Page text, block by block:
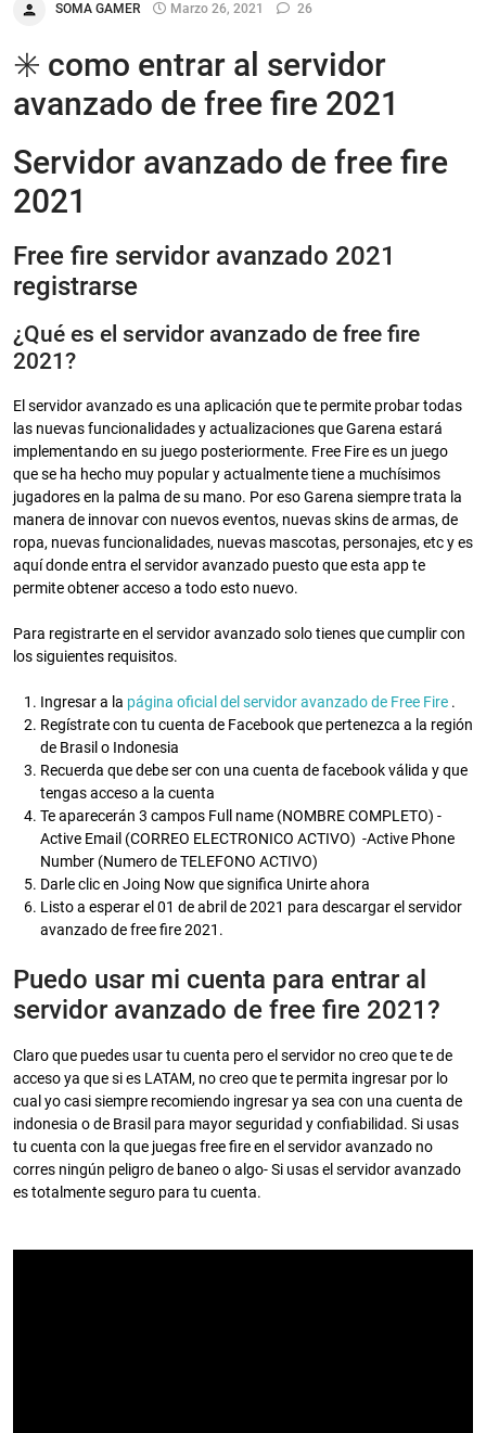
SOMA GAMER Marzo 26, 2021 26
✳️ como entrar al servidor
avanzado de free fire 2021
Servidor avanzado de free fire
2021
Free fire servidor avanzado 2021
registrarse
¿Qué es el servidor avanzado de free fire
2021?
El servidor avanzado es una aplicación que te permite probar todas
las nuevas funcionalidades y actualizaciones que Garena estará
implementando en su juego posteriormente. Free Fire es un juego
que se ha hecho muy popular y actualmente tiene a muchísimos
jugadores en la palma de su mano. Por eso Garena siempre trata la
manera de innovar con nuevos eventos, nuevas skins de armas, de
ropa, nuevas funcionalidades, nuevas mascotas, personajes, etc y es
aquí donde entra el servidor avanzado puesto que esta app te
permite obtener acceso a todo esto nuevo.
Para registrarte en el servidor avanzado solo tienes que cumplir con
los siguientes requisitos.
Ingresar a la página oficial del servidor avanzado de Free Fire .
Regístrate con tu cuenta de Facebook que pertenezca a la región
de Brasil o Indonesia
Recuerda que debe ser con una cuenta de facebook válida y que
tengas acceso a la cuenta
Te aparecerán 3 campos Full name (NOMBRE COMPLETO) -
Active Email (CORREO ELECTRONICO ACTIVO) -Active Phone
Number (Numero de TELEFONO ACTIVO)
Darle clic en Joing Now que significa Unirte ahora
Listo a esperar el 01 de abril de 2021 para descargar el servidor
avanzado de free fire 2021.
Puedo usar mi cuenta para entrar al
servidor avanzado de free fire 2021?
Claro que puedes usar tu cuenta pero el servidor no creo que te de
acceso ya que si es LATAM, no creo que te permita ingresar por lo
cual yo casi siempre recomiendo ingresar ya sea con una cuenta de
indonesia o de Brasil para mayor seguridad y confiabilidad. Si usas
tu cuenta con la que juegas free fire en el servidor avanzado no
corres ningún peligro de baneo o algo- Si usas el servidor avanzado
es totalmente seguro para tu cuenta.